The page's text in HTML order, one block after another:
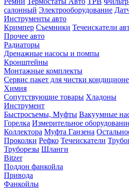
салонный Электрооборудование
Инструменты авто
Кримпер Съемники Течеискатели
Прочее авто
Радиаторы
Дренажные насосы и помпы
Кронштейны
Монтажные комплекты
Сервис пакет для чистки
Химия
Сопутствующие товары Хладоны
Инструмент
Быстросъемы, Муфты Вакуумные
Горелка Измерительное
Коллектора Муфта Ганзена
Проколки Рефко Течеискатели
Труборезы Шланги
Bitzer
Поддон фанкойла
Привода
Фанкойлы